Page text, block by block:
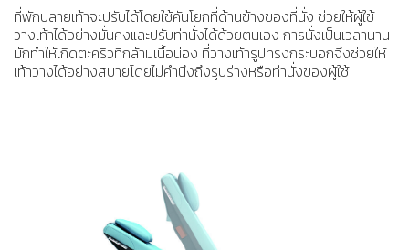
ที่พักปลายเท้าจะปรับได้โดยใช้คันโยกที่ด้านข้างของที่นั่ง ช่วยให้ผู้ใช้
วางเท้าได้อย่างมั่นคงและปรับท่านั่งได้ด้วยตนเอง การนั่งเป็นเวลานาน
มักทำให้เกิดตะคริวที่กล้ามเนื้อน่อง ที่วางเท้ารูปทรงกระบอกจึงช่วยให้
เท้าวางได้อย่างสบายโดยไม่คำนึงถึงรูปร่างหรือท่านั่งของผู้ใช้